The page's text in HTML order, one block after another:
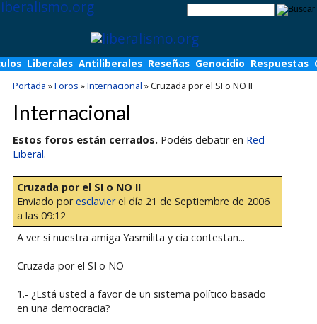
Liberales Antiliberales Reseñas Genocidio Respuestas
Portada »Foros »Internacional »Cruzada por el SI o NO II
Internacional
Estos foros están cerrados. Podéis debatir en Red
Liberal.
Cruzada por el SI o NO II
Enviado poresclavierel día 21 de Septiembre de 2006
a las 09:12
A ver si nuestra amiga Yasmilita y cia contestan...
Cruzada por el SI o NO
1.- ¿Está usted a favor de un sistema político basado
en una democracia?